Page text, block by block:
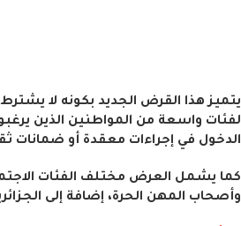
يتميز هذا القرض الجديد بكونه لا
لفئات واسعة من المواطنين الذين
الدخول في إجراءات معقدة أو ضمانات
كما يشمل العرض مختلف الفئات
وأصحاب المهن الحرة، إضافة إلى